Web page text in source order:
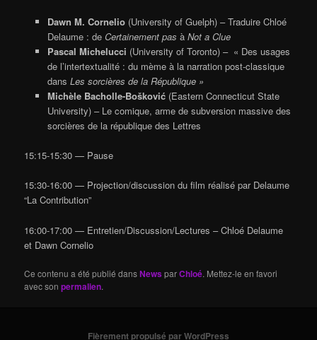
Dawn M. Cornelio(University of Guelph) – Traduire Chloé
Delaume : de Certainement pas à Not a Clue
Pascal Michelucci (University of Toronto) – « Des usages
de l’intertextualité : du mème à la narration post-classique
dans Les sorcières de la République »
Michèle Bacholle-Bošković(Eastern Connecticut State
University) – Le comique, arme de subversion massive des
sorcières de la république des Lettres
15:15-15:30 — Pause
15:30-16:00 — Projection/discussion du film réalisé par Delaume
“La Contribution”
16:00-17:00 — Entretien/Discussion/Lectures – Chloé Delaume
et Dawn Cornelio
Ce contenu a été publié dansNews parChloé. Mettez-le en favori
avec sonpermalien.
Fièrement propulsé par WordPress